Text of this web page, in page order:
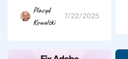
Placyd
Kowalski
7/22/2025